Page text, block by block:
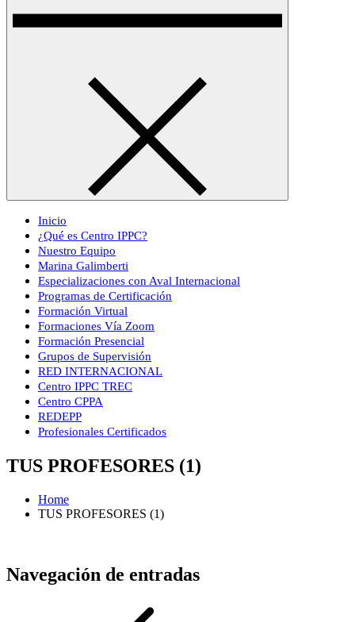
Inicio
¿Qué es Centro IPPC?
Nuestro Equipo
Marina Galimberti
Especializaciones con Aval Internacional
Programas de Certificación
Formación Virtual
Formaciones Vía Zoom
Formación Presencial
Grupos de Supervisión
RED INTERNACIONAL
Centro IPPC TREC
Centro CPPA
REDEPP
Profesionales Certificados
TUS PROFESORES (1)
Home
TUS PROFESORES (1)
Navegación de entradas